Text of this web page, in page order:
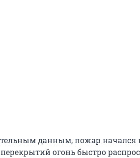
данным, пожар начался
огонь быстро